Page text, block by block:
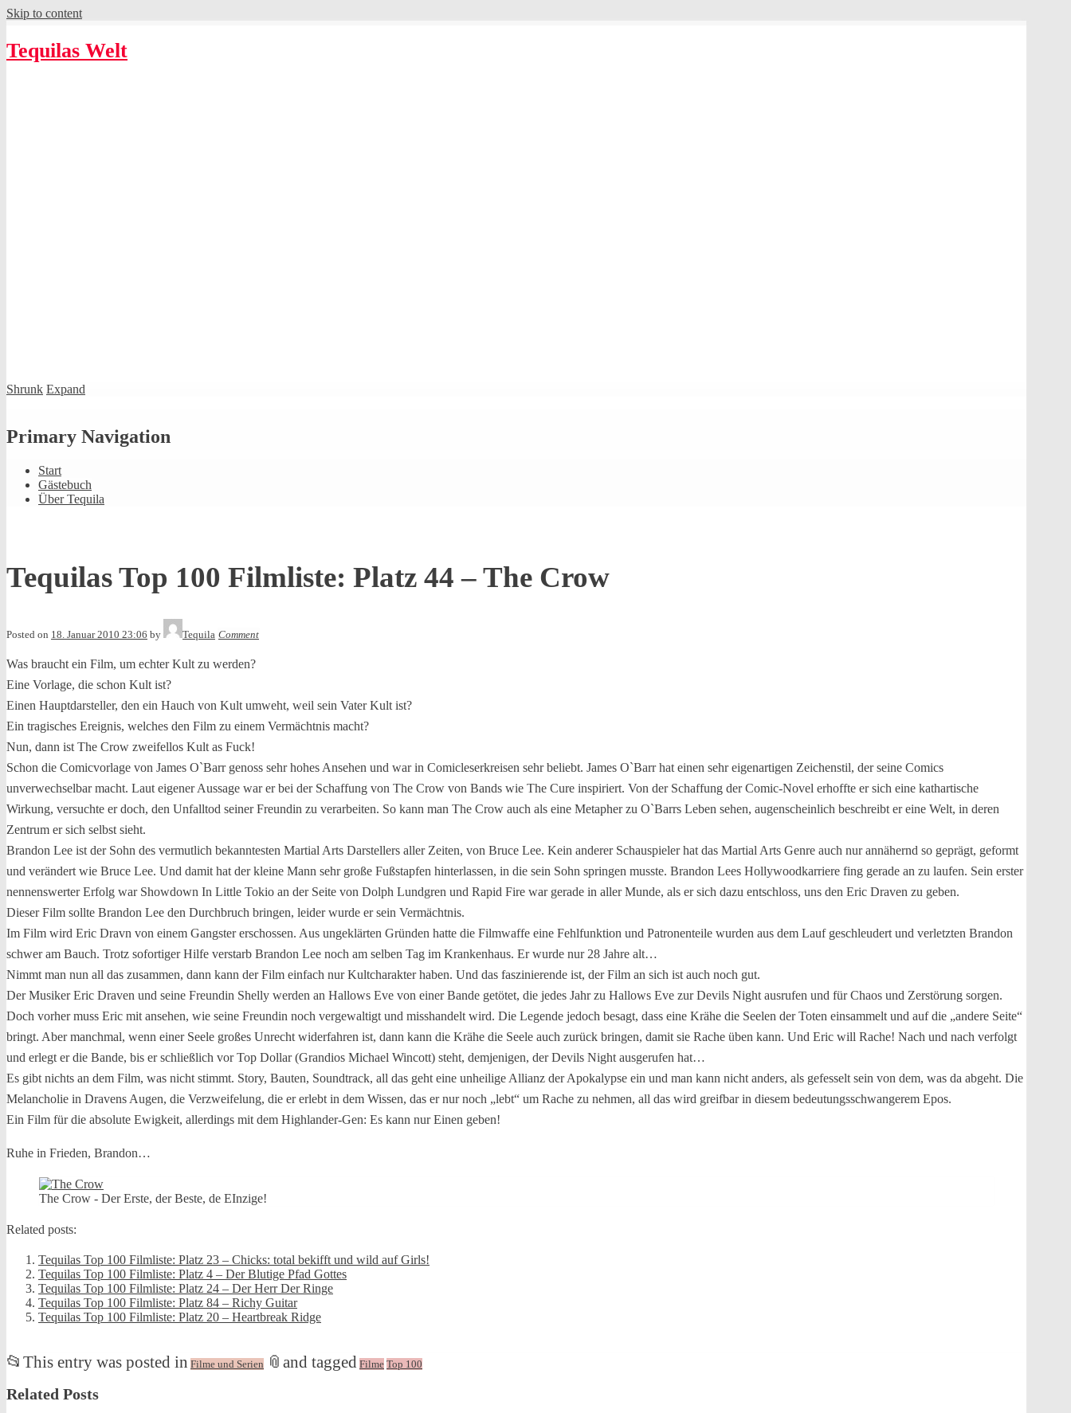
Skip to content
Tequilas Welt
Shrunk Expand
Primary Navigation
Start
Gästebuch
Über Tequila
Tequilas Top 100 Filmliste: Platz 44 – The Crow
Posted on 18. Januar 2010 23:06 by Tequila Comment
Was braucht ein Film, um echter Kult zu werden?
Eine Vorlage, die schon Kult ist?
Einen Hauptdarsteller, den ein Hauch von Kult umweht, weil sein Vater Kult ist?
Ein tragisches Ereignis, welches den Film zu einem Vermächtnis macht?
Nun, dann ist The Crow zweifellos Kult as Fuck!
Schon die Comicvorlage von James O`Barr genoss sehr hohes Ansehen und war in Comicleserkreisen sehr beliebt. James O`Barr hat einen sehr eigenartigen Zeichenstil, der seine Comics
unverwechselbar macht. Laut eigener Aussage war er bei der Schaffung von The Crow von Bands wie The Cure inspiriert. Von der Schaffung der Comic-Novel erhoffte er sich eine kathartische
Wirkung, versuchte er doch, den Unfalltod seiner Freundin zu verarbeiten. So kann man The Crow auch als eine Metapher zu O`Barrs Leben sehen, augenscheinlich beschreibt er eine Welt, in deren
Zentrum er sich selbst sieht.
Brandon Lee ist der Sohn des vermutlich bekanntesten Martial Arts Darstellers aller Zeiten, von Bruce Lee. Kein anderer Schauspieler hat das Martial Arts Genre auch nur annähernd so geprägt, geformt
und verändert wie Bruce Lee. Und damit hat der kleine Mann sehr große Fußstapfen hinterlassen, in die sein Sohn springen musste. Brandon Lees Hollywoodkarriere fing gerade an zu laufen. Sein erster
nennenswerter Erfolg war Showdown In Little Tokio an der Seite von Dolph Lundgren und Rapid Fire war gerade in aller Munde, als er sich dazu entschloss, uns den Eric Draven zu geben.
Dieser Film sollte Brandon Lee den Durchbruch bringen, leider wurde er sein Vermächtnis.
Im Film wird Eric Dravn von einem Gangster erschossen. Aus ungeklärten Gründen hatte die Filmwaffe eine Fehlfunktion und Patronenteile wurden aus dem Lauf geschleudert und verletzten Brandon
schwer am Bauch. Trotz sofortiger Hilfe verstarb Brandon Lee noch am selben Tag im Krankenhaus. Er wurde nur 28 Jahre alt…
Nimmt man nun all das zusammen, dann kann der Film einfach nur Kultcharakter haben. Und das faszinierende ist, der Film an sich ist auch noch gut.
Der Musiker Eric Draven und seine Freundin Shelly werden an Hallows Eve von einer Bande getötet, die jedes Jahr zu Hallows Eve zur Devils Night ausrufen und für Chaos und Zerstörung sorgen.
Doch vorher muss Eric mit ansehen, wie seine Freundin noch vergewaltigt und misshandelt wird. Die Legende jedoch besagt, dass eine Krähe die Seelen der Toten einsammelt und auf die „andere Seite“
bringt. Aber manchmal, wenn einer Seele großes Unrecht widerfahren ist, dann kann die Krähe die Seele auch zurück bringen, damit sie Rache üben kann. Und Eric will Rache! Nach und nach verfolgt
und erlegt er die Bande, bis er schließlich vor Top Dollar (Grandios Michael Wincott) steht, demjenigen, der Devils Night ausgerufen hat…
Es gibt nichts an dem Film, was nicht stimmt. Story, Bauten, Soundtrack, all das geht eine unheilige Allianz der Apokalypse ein und man kann nicht anders, als gefesselt sein von dem, was da abgeht. Die
Melancholie in Dravens Augen, die Verzweifelung, die er erlebt in dem Wissen, das er nur noch „lebt“ um Rache zu nehmen, all das wird greifbar in diesem bedeutungsschwangerem Epos.
Ein Film für die absolute Ewigkeit, allerdings mit dem Highlander-Gen: Es kann nur Einen geben!
Ruhe in Frieden, Brandon…
The Crow - Der Erste, der Beste, de EInzige!
Related posts:
Tequilas Top 100 Filmliste: Platz 23 – Chicks: total bekifft und wild auf Girls!
Tequilas Top 100 Filmliste: Platz 4 – Der Blutige Pfad Gottes
Tequilas Top 100 Filmliste: Platz 24 – Der Herr Der Ringe
Tequilas Top 100 Filmliste: Platz 84 – Richy Guitar
Tequilas Top 100 Filmliste: Platz 20 – Heartbreak Ridge
📂 This entry was posted in Filme und Serien 📎 and tagged Filme Top 100
Related Posts